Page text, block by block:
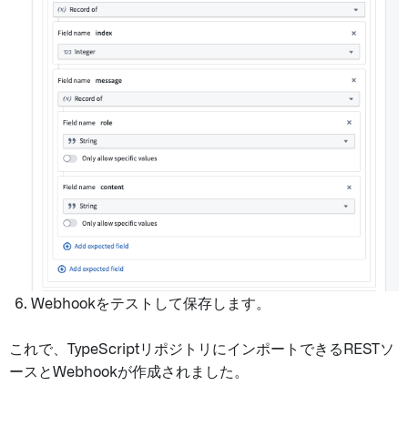
Webhookをテストして保存します。
これで、TypeScriptリポジトリにインポートできるRESTソ
ースとWebhookが作成されました。